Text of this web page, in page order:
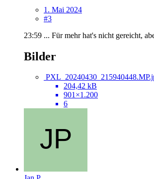
1. Mai 2024
#3
23:59 ... Für mehr hat's nicht gereicht,
Bilder
204,42 kB
901×1.200
6